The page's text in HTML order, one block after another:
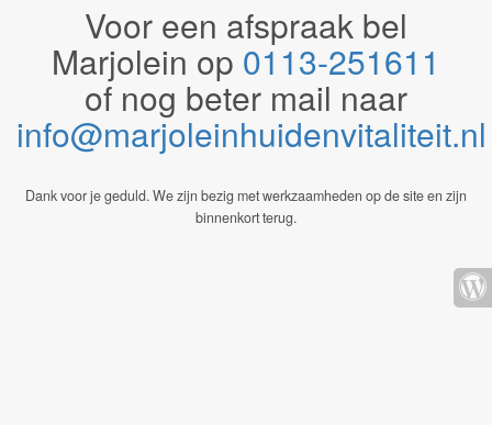
Voor een afspraak bel
Marjolein op 0113-251611
of nog beter mail naar
Dank voor je geduld. We zijn bezig met werkzaamheden op de site en zijn
binnenkort terug.